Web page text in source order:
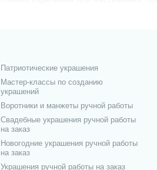
Патриотические украшения
Мастер-классы по созданию
украшений
Воротники и манжеты ручной работы
Свадебные украшения ручной работы
на заказ
Новогодние украшения ручной работы
на заказ
Украшения ручной работы на заказ